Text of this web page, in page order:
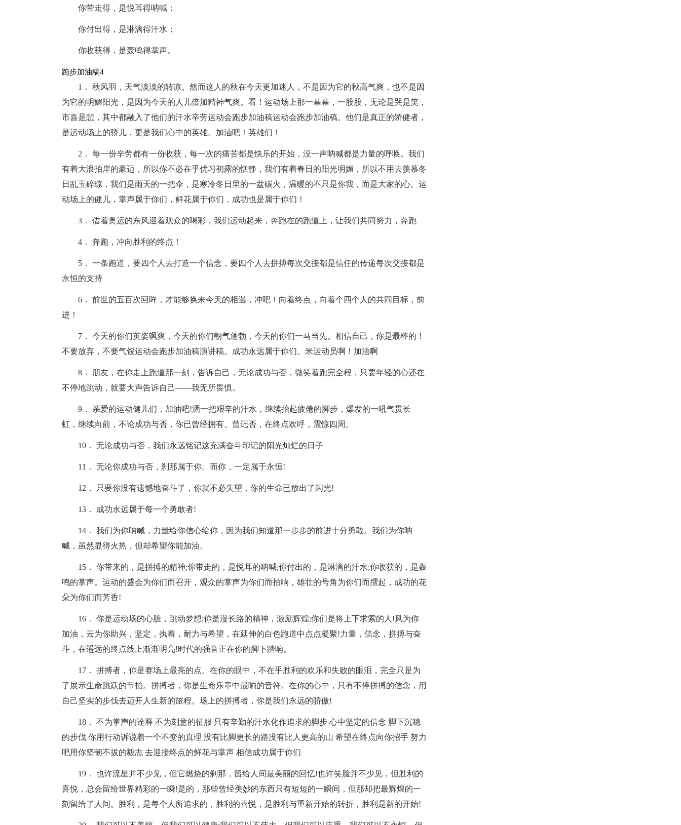
你带走得，是悦耳得呐喊；
你付出得，是淋漓得汗水；
你收获得，是轰鸣得掌声。
跑步加油稿4
1． 秋风羽，天气淡淡的转凉。然而这人的秋在今天更加迷人，不是因为它的秋高气爽，也不是因
为它的明媚阳光，是因为今天的人儿倍加精神气爽。看！运动场上那一幕幕，一股股，无论是哭是笑，
市喜是悲，其中都融入了他们的汗水辛劳运动会跑步加油稿运动会跑步加油稿。他们是真正的矫健者，
是运动场上的骄儿，更是我们心中的英雄。加油吧！英雄们！
2． 每一份辛劳都有一份收获，每一次的痛苦都是快乐的开始，没一声呐喊都是力量的呼唤。我们
有着大浪拍岸的豪迈，所以你不必在乎优习初露的恬静，我们有着春日的阳光明媚，所以不用去羡慕冬
日乱玉碎琼，我们是雨天的一把伞，是寒冷冬日里的一盆碳火，温暖的不只是你我，而是大家的心。运
动场上的健儿，掌声属于你们，鲜花属于你们，成功也是属于你们！
3． 借着奥运的东风迎着观众的喝彩，我们运动起来，奔跑在的跑道上，让我们共同努力，奔跑
4． 奔跑，冲向胜利的终点！
5． 一条跑道，要四个人去打造一个信念，要四个人去拼搏每次交接都是信任的传递每次交接都是
永恒的支持
6． 前世的五百次回眸，才能够换来今天的相遇，冲吧！向着终点，向着个四个人的共同目标，前
进！
7． 今天的你们英姿飒爽，今天的你们朝气蓬勃，今天的你们一马当先。相信自己，你是最棒的！
不要放弃，不要气馁运动会跑步加油稿演讲稿。成功永远属于你们。米运动员啊！加油啊
8． 朋友，在你走上跑道那一刻，告诉自己，无论成功与否，微笑着跑完全程，只要年轻的心还在
不停地跳动，就要大声告诉自己——我无所畏惧。
9． 亲爱的运动健儿们，加油吧!洒一把艰辛的汗水，继续抬起疲倦的脚步，爆发的一吼气贯长
虹，继续向前，不论成功与否，你已曾经拥有。曾记否，在终点欢呼，震惊四周。
10． 无论成功与否，我们永远铭记这充满奋斗印记的阳光灿烂的日子
11． 无论你成功与否，刹那属于你。而你，一定属于永恒!
12． 只要你没有遗憾地奋斗了，你就不必失望，你的生命已放出了闪光!
13． 成功永远属于每一个勇敢者!
14． 我们为你呐喊，力量给你信心给你，因为我们知道那一步步的前进十分勇敢。我们为你呐
喊，虽然显得火热，但却希望你能加油。
15． 你带来的，是拼搏的精神;你带走的，是悦耳的呐喊;你付出的，是淋漓的汗水;你收获的，是轰
鸣的掌声。运动的盛会为你们而召开，观众的掌声为你们而拍响，雄壮的号角为你们而擂起，成功的花
朵为你们而芳香!
16． 你是运动场的心脏，跳动梦想;你是漫长路的精神，激励辉煌;你们是将上下求索的人!风为你
加油，云为你助兴，坚定，执着，耐力与希望，在延伸的白色跑道中点点凝聚!力量，信念，拼搏与奋
斗，在遥远的终点线上渐渐明亮!时代的强音正在你的脚下踏响。
17． 拼搏者，你是赛场上最亮的点。在你的眼中，不在乎胜利的欢乐和失败的眼泪，完全只是为
了展示生命跳跃的节拍。拼搏者，你是生命乐章中最响的音符。在你的心中，只有不停拼搏的信念，用
自己坚实的步伐去迈开人生新的旅程。场上的拼搏者，你是我们永远的骄傲!
18． 不为掌声的诠释 不为刻意的征服 只有辛勤的汗水化作追求的脚步 心中坚定的信念 脚下沉稳
的步伐 你用行动诉说着一个不变的真理 没有比脚更长的路没有比人更高的山 希望在终点向你招手 努力
吧用你坚韧不拔的毅志 去迎接终点的鲜花与掌声 相信成功属于你们
19． 也许流星并不少见，但它燃烧的刹那，留给人间最美丽的回忆!也许笑脸并不少见，但胜利的
喜悦，总会留给世界精彩的一瞬!是的，那些曾经美妙的东西只有短短的一瞬间，但那却把最辉煌的一
刻留给了人间。胜利，是每个人所追求的，胜利的喜悦，是胜利与重新开始的转折，胜利是新的开始!